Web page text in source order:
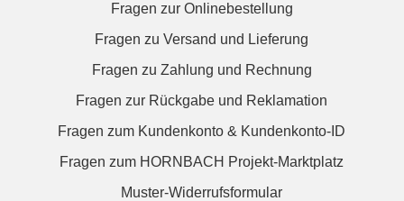
Fragen zur Onlinebestellung
Fragen zu Versand und Lieferung
Fragen zu Zahlung und Rechnung
Fragen zur Rückgabe und Reklamation
Fragen zum Kundenkonto & Kundenkonto-ID
Fragen zum HORNBACH Projekt-Marktplatz
Muster-Widerrufsformular